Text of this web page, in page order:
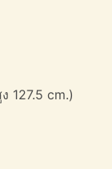
127.5 cm.)